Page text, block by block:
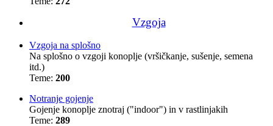
Vzgoja
Vzgoja na splošno
Na splošno o vzgoji konoplje (vršičkanje, sušenje, semena
itd.)
Teme: 200
Notranje gojenje
Gojenje konoplje znotraj ("indoor") in v rastlinjakih
Teme: 289